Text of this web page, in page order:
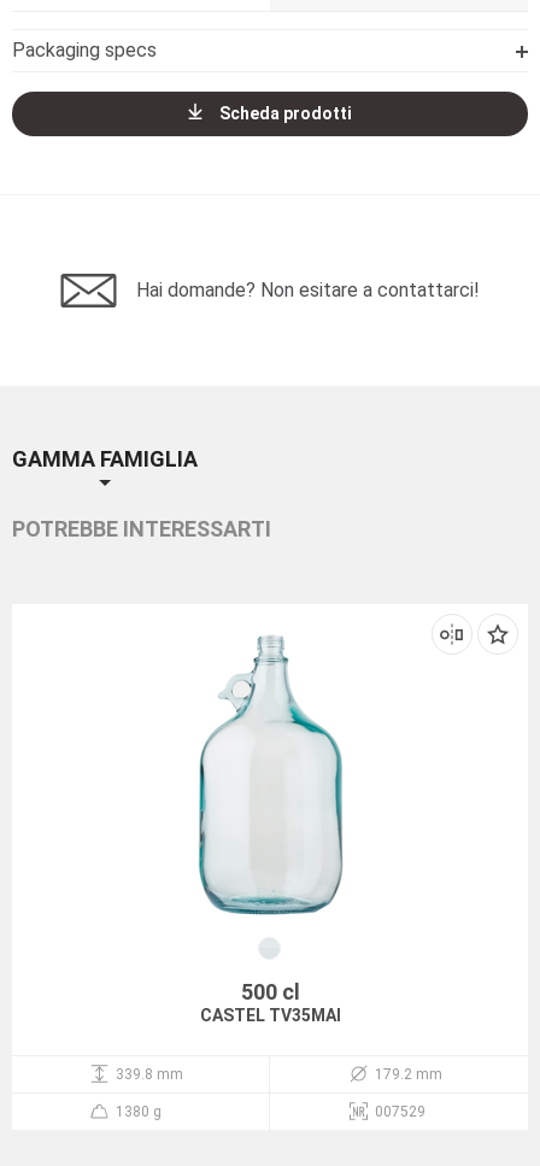
Packaging specs
Scheda prodotti
Hai domande? Non esitare a contattarci!
GAMMA FAMIGLIA
POTREBBE INTERESSARTI
500 cl
CASTEL TV35MAI
339.8 mm 179.2 mm
1380 g 007529